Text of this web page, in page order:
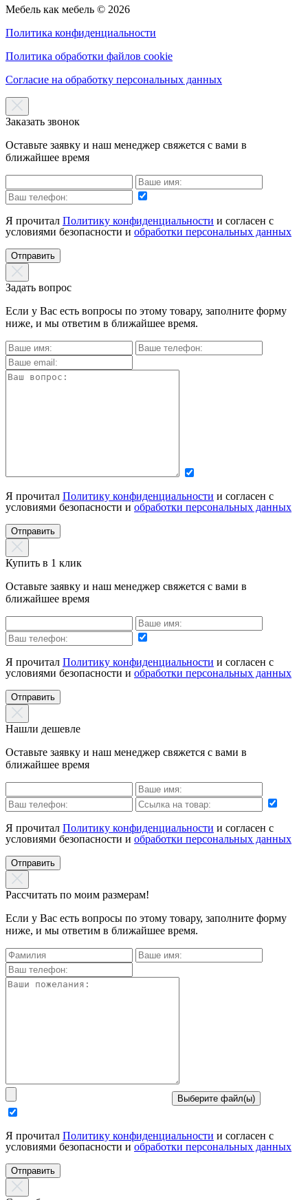
Мебель как мебель © 2026
Политика конфиденциальности
Политика обработки файлов cookie
Согласие на обработку персональных данных
Заказать звонок
Оставьте заявку и наш менеджер свяжется с вами в
ближайшее время
Я прочитал Политику конфиденциальности и согласен с
условиями безопасности и обработки персональных данных
Отправить
Задать вопрос
Если у Вас есть вопросы по этому товару, заполните форму
ниже, и мы ответим в ближайшее время.
Я прочитал Политику конфиденциальности и согласен с
условиями безопасности и обработки персональных данных
Отправить
Купить в 1 клик
Оставьте заявку и наш менеджер свяжется с вами в
ближайшее время
Я прочитал Политику конфиденциальности и согласен с
условиями безопасности и обработки персональных данных
Отправить
Нашли дешевле
Оставьте заявку и наш менеджер свяжется с вами в
ближайшее время
Я прочитал Политику конфиденциальности и согласен с
условиями безопасности и обработки персональных данных
Отправить
Рассчитать по моим размерам!
Если у Вас есть вопросы по этому товару, заполните форму
ниже, и мы ответим в ближайшее время.
Выберите файл(ы)
Я прочитал Политику конфиденциальности и согласен с
условиями безопасности и обработки персональных данных
Отправить